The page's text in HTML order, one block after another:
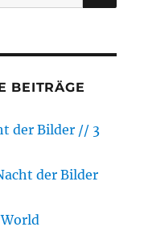
BEITRÄGE
der Bilder // 3
der Bilder